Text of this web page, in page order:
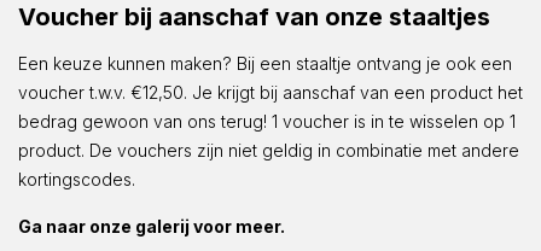
Voucher bij aanschaf van onze staaltjes
Een keuze kunnen maken? Bij een staaltje ontvang je ook een
voucher t.w.v. €12,50. Je krijgt bij aanschaf van een product het
bedrag gewoon van ons terug! 1 voucher is in te wisselen op 1
product. De vouchers zijn niet geldig in combinatie met andere
kortingscodes.
Ga naar onze galerij voor meer.